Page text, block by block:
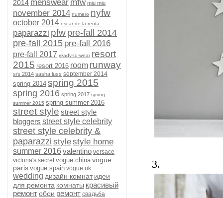
2014 menswear mfw miu miu
november 2014 numero nyfw
october 2014 oscar de la renta
paparazzi pfw pre-fall 2014
pre-fall 2015 pre-fall 2016
pre-fall 2017 ready-to-wear resort
2015 resort 2016 room runway
s/s 2014 sasha luss september 2014
spring 2014 spring 2015
spring 2016 spring 2017 spring
summer 2015 spring summer 2016
street style street style
bloggers street style celebrity
street style celebrity &
paparazzi stylestyle home
summer 2016 valentino versace
victoria's secret vogue china vogue
paris vogue spain vogue uk
wedding дизайн комнат идеи
для ремонта комнаты красивый
ремонтобои ремонт свадьба
3.